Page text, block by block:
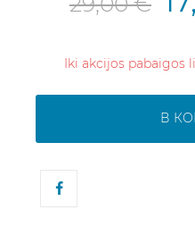
Iki akcijos pabaigos
В